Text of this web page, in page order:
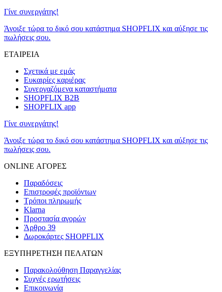
Γίνε συνεργάτης!
Άνοιξε τώρα το δικό σου κατάστημα SHOPFLIX και αύξησε τις
πωλήσεις σου.
ΕΤΑΙΡΕΙΑ
Σχετικά με εμάς
Ευκαιρίες καριέρας
Συνεργαζόμενα καταστήματα
SHOPFLIX B2B
SHOPFLIX app
Γίνε συνεργάτης!
Άνοιξε τώρα το δικό σου κατάστημα SHOPFLIX και αύξησε τις
πωλήσεις σου.
ONLINE ΑΓΟΡΕΣ
Παραδόσεις
Επιστροφές προϊόντων
Τρόποι πληρωμής
Klarna
Προστασία αγορών
Άρθρο 39
Δωροκάρτες SHOPFLIX
ΕΞΥΠΗΡΕΤΗΣΗ ΠΕΛΑΤΩΝ
Παρακολούθηση Παραγγελίας
Συχνές ερωτήσεις
Επικοινωνία